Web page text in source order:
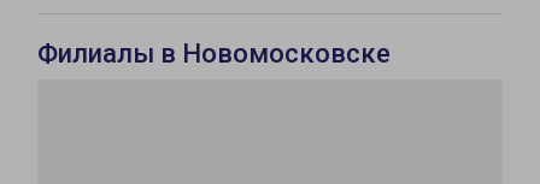
Филиалы в Новомосковске